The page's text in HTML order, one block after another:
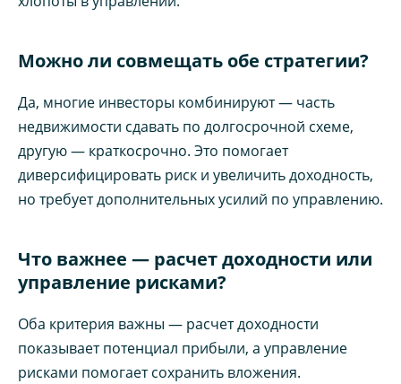
Можно ли совмещать обе стратегии?
Да, многие инвесторы комбинируют — часть
недвижимости сдавать по долгосрочной схеме,
другую — краткосрочно. Это помогает
диверсифицировать риск и увеличить доходность,
но требует дополнительных усилий по управлению.
Что важнее — расчет доходности или
управление рисками?
Оба критерия важны — расчет доходности
показывает потенциал прибыли, а управление
рисками помогает сохранить вложения.